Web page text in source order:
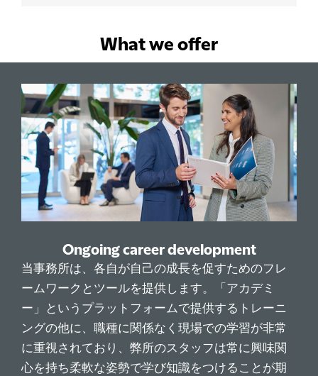
What we offer
Ongoing career development
当事務所は、各自が自己の成長を促すためのフレ
ームワークとツールを提供します。「アカデミ
ー」というプラットフォームで提供するトレーニ
ングの他に、職種に関係なく現場での学習が非常
に重視されており、弊所のスタッフは常に興味関
心を持ち柔軟な姿勢で学び知識をつけることが期